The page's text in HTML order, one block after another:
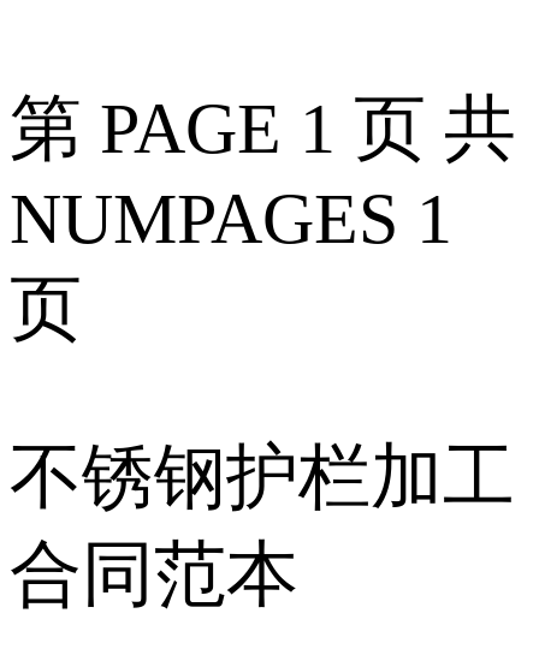
第 PAGE 1 页 共
NUMPAGES 1
页
不锈钢护栏加工
合同范本